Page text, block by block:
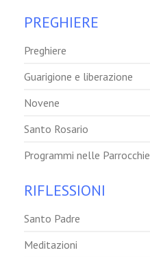
PREGHIERE
Preghiere
Guarigione e liberazione
Novene
Santo Rosario
Programmi nelle Parrocchie
RIFLESSIONI
Santo Padre
Meditazioni